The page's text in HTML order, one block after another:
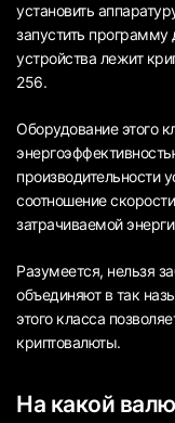
установить
запустить программу
устройства лежит
256.
Оборудование этого
производительности
соотношение
затрачиваемой
Разумеется, нельзя
объединяют в так
этого класса
криптовалюты.
На какой